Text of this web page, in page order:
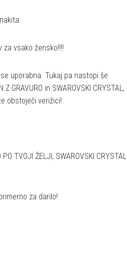
za vsako žensko!!!!
uporabna. Tukaj pa nastopi še
GRAVURO in SWAROVSKI CRYSTAL,
obstoječi verižici!
TVOJI ŽELJI, SWAROVSKI CRYSTAL
za darilo!